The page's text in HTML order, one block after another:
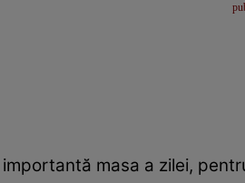
masa a zilei,